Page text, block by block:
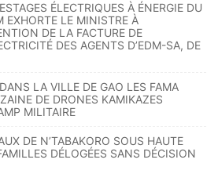
ÉLECTRIQUES À ÉNERGIE DU
EXHORTE LE MINISTRE À
DE LA FACTURE DE
DES AGENTS D’EDM-SA, DE
LA VILLE DE GAO LES FAMA
DE DRONES KAMIKAZES
MILITAIRE
DE N’TABAKORO SOUS HAUTE
DÉLOGÉES SANS DÉCISION